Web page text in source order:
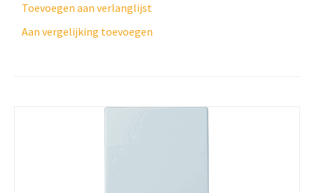
Toevoegen aan verlanglijst
Aan vergelijking toevoegen